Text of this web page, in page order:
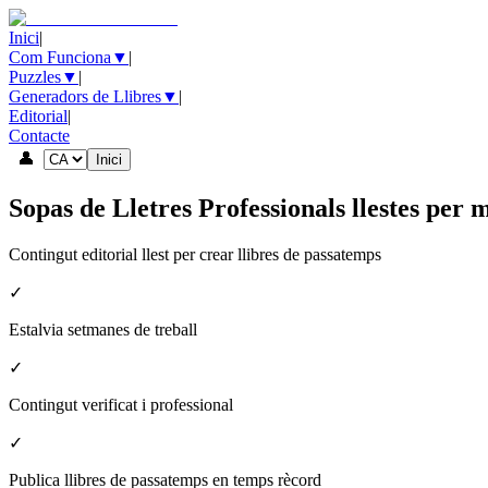
Inici|
Com Funciona ▼ |
Puzzles▼ |
Generadors de Llibres▼ |
Editorial|
Contacte
👤
Inici
Sopas de Lletres Professionals llestes per
Contingut editorial llest per crear llibres de passatemps
✓
Estalvia setmanes de treball
✓
Contingut verificat i professional
✓
Publica llibres de passatemps en temps rècord